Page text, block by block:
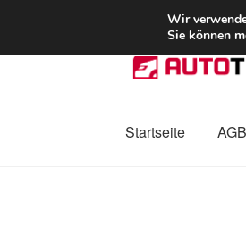
Zur
Navigation
Zum
Inhalt
Startseite AGB
Wir
Sie können